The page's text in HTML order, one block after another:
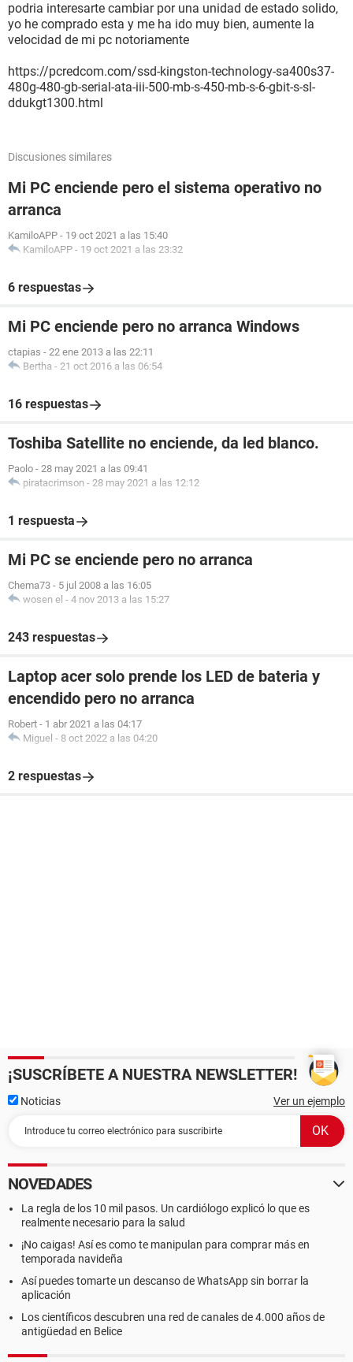
podria interesarte cambiar por una unidad de estado solido,
yo he comprado esta y me ha ido muy bien, aumente la
velocidad de mi pc notoriamente
https://pcredcom.com/ssd-kingston-technology-sa400s37-
480g-480-gb-serial-ata-iii-500-mb-s-450-mb-s-6-gbit-s-sl-
ddukgt1300.html
Discusiones similares
Mi PC enciende pero el sistema operativo no
arranca
KamiloAPP - 19 oct 2021 a las 15:40
KamiloAPP - 19 oct 2021 a las 23:32
6 respuestas
Mi PC enciende pero no arranca Windows
ctapias - 22 ene 2013 a las 22:11
Bertha - 21 oct 2016 a las 06:54
16 respuestas
Toshiba Satellite no enciende, da led blanco.
Paolo - 28 may 2021 a las 09:41
piratacrimson - 28 may 2021 a las 12:12
1 respuesta
Mi PC se enciende pero no arranca
Chema73 - 5 jul 2008 a las 16:05
wosen el - 4 nov 2013 a las 15:27
243 respuestas
Laptop acer solo prende los LED de bateria y
encendido pero no arranca
Robert - 1 abr 2021 a las 04:17
Miguel - 8 oct 2022 a las 04:20
2 respuestas
¡SUSCRÍBETE A NUESTRA NEWSLETTER!
Noticias Ver un ejemplo
NOVEDADES
La regla de los 10 mil pasos. Un cardiólogo explicó lo que es
realmente necesario para la salud
¡No caigas! Así es como te manipulan para comprar más en
temporada navideña
Así puedes tomarte un descanso de WhatsApp sin borrar la
aplicación
Los científicos descubren una red de canales de 4.000 años de
antigüedad en Belice